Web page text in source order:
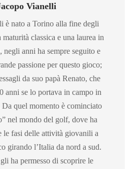
Vianelli
è nato a Torino alla fine degli
maturità classica e una laurea in
negli anni ha sempre seguito e
passione per questo gioco;
da suo papà Renato, che
anni se lo portava in campo in
Da quel momento è cominciato
nel mondo del golf, dove ha
le fasi delle attività giovanili a
girando l’Italia da nord a sud.
ha permesso di scoprire le